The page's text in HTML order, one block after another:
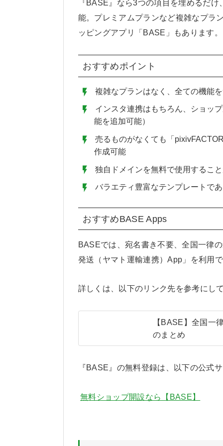
『BASE』なら3つの項目を埋めるだ
能。プレミアムプランなど複雑なプラ
ッピングアプリ「BASE」もあります。
おすすめポイント
複雑なプランはなく、全ての機能
インスタ連携はもちろん、ショッ
能を追加可能）
売るものがなくても「
作成可能
独自ドメインを無料で使用するこ
バラエティ豊富なテンプレートで
おすすめBASE Apps
BASEでは、宛名書き不要、全国一律
発送（ヤマト運輸連携）App」を利用
詳しくは、以下のリンク先を参考にし
【BASE】全国一
のまとめ
『BASE』の無料登録は、以下の公式
無料ショップ開設なら【BASE】